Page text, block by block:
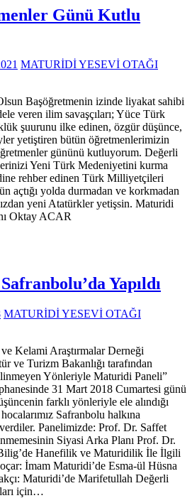
Günü Kutlu
MATURİDİ YESEVİ OTAĞI
Başöğretmenin izinde liyakat sahibi
veren ilim savaşçıları; Yüce Türk
şuurunu ilke edinen, özgür düşünce,
yetiştiren bütün öğretmenlerimizin
gününü kutluyorum. Değerli
Yeni Türk Medeniyetini kurma
rehber edinen Türk Milliyetçileri
açtığı yolda durmadan ve korkmadan
yeni Atatürkler yetişsin. Maturidi
Oktay ACAR
Yapıldı
MATURİDİ YESEVİ OTAĞI
Kelami Araştırmalar Derneği
ve Turizm Bakanlığı tarafından
Yönleriyle Maturidi Paneli”
31 Mart 2018 Cumartesi günü
farklı yönleriyle ele alındığı
Safranbolu halkına
Panelimizde: Prof. Dr. Saffet
Siyasi Arka Planı Prof. Dr.
Hanefilik ve Maturidilik İle İlgili
İmam Maturidi’de Esma-ül Hüsna
Maturidi’de Marifetullah Değerli
için…